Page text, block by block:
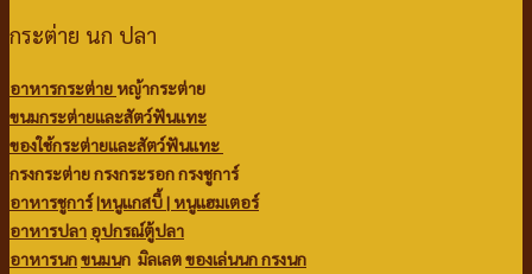
กระต่าย นก ปลา
อาหารกระต่าย หญ้ากระต่าย
ขนมกระต่ายและสัตว์ฟันแทะ
ของใช้กระต่ายและสัตว์ฟันแทะ
กรงกระต่าย กรงกระรอก กรงชูการ์
อาหารชูการ์|หนูแกสบี้ | หนูแฮมเตอร์
อาหารปลา อุปกรณ์ตู้ปลา
อาหารนกขนมนก มิลเลตของเล่นนกกรงนก